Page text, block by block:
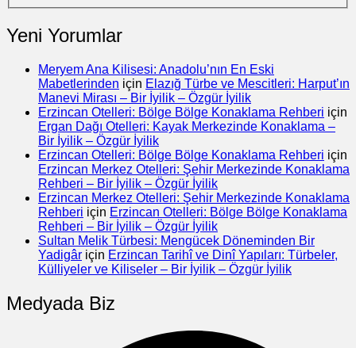
Yeni Yorumlar
Meryem Ana Kilisesi: Anadolu’nın En Eski
Mabetlerinden için Elazığ Türbe ve Mescitleri: Harput’ın
Manevi Mirası – Bir İyilik – Özgür İyilik
Erzincan Otelleri: Bölge Bölge Konaklama Rehberi için
Ergan Dağı Otelleri: Kayak Merkezinde Konaklama –
Bir İyilik – Özgür İyilik
Erzincan Otelleri: Bölge Bölge Konaklama Rehberi için
Erzincan Merkez Otelleri: Şehir Merkezinde Konaklama
Rehberi – Bir İyilik – Özgür İyilik
Erzincan Merkez Otelleri: Şehir Merkezinde Konaklama
Rehberi için Erzincan Otelleri: Bölge Bölge Konaklama
Rehberi – Bir İyilik – Özgür İyilik
Sultan Melik Türbesi: Mengücek Döneminden Bir
Yadigâr için Erzincan Tarihî ve Dinî Yapıları: Türbeler,
Külliyeler ve Kiliseler – Bir İyilik – Özgür İyilik
Medyada Biz